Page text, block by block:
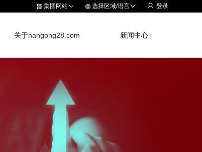
集团网站 选择区域/语言 登录
关于nangong28.com 新闻中心